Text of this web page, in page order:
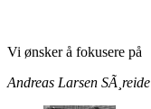
Vi ønsker å fokusere på
Andreas Larsen SÃ¸reide